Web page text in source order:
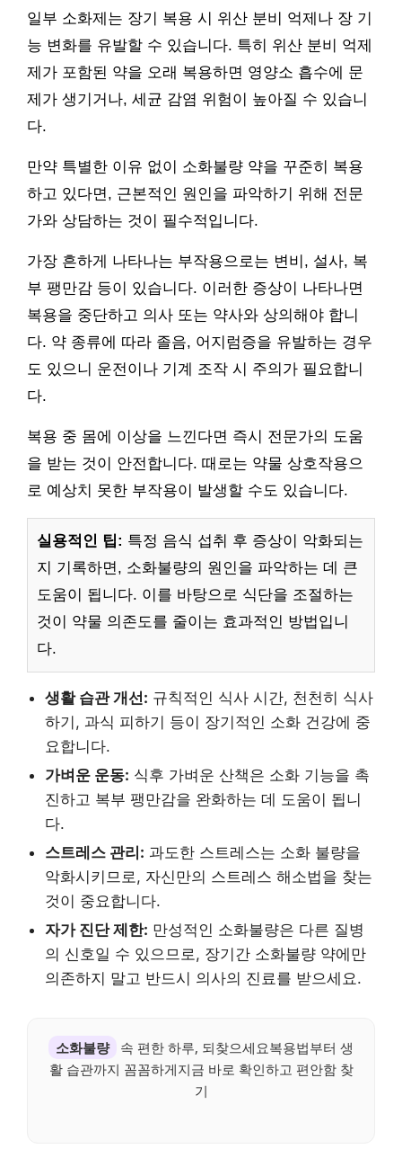
일부 소화제는 장기 복용 시 위산 분비 억제나 장 기
능 변화를 유발할 수 있습니다. 특히 위산 분비 억제
제가 포함된 약을 오래 복용하면 영양소 흡수에 문
제가 생기거나, 세균 감염 위험이 높아질 수 있습니
다.
만약 특별한 이유 없이 소화불량 약을 꾸준히 복용
하고 있다면, 근본적인 원인을 파악하기 위해 전문
가와 상담하는 것이 필수적입니다.
가장 흔하게 나타나는 부작용으로는 변비, 설사, 복
부 팽만감 등이 있습니다. 이러한 증상이 나타나면
복용을 중단하고 의사 또는 약사와 상의해야 합니
다. 약 종류에 따라 졸음, 어지럼증을 유발하는 경우
도 있으니 운전이나 기계 조작 시 주의가 필요합니
다.
복용 중 몸에 이상을 느낀다면 즉시 전문가의 도움
을 받는 것이 안전합니다. 때로는 약물 상호작용으
로 예상치 못한 부작용이 발생할 수도 있습니다.
실용적인 팁: 특정 음식 섭취 후 증상이 악화되는
지 기록하면, 소화불량의 원인을 파악하는 데 큰
도움이 됩니다. 이를 바탕으로 식단을 조절하는
것이 약물 의존도를 줄이는 효과적인 방법입니
다.
생활 습관 개선: 규칙적인 식사 시간, 천천히 식사
하기, 과식 피하기 등이 장기적인 소화 건강에 중
요합니다.
가벼운 운동: 식후 가벼운 산책은 소화 기능을 촉
진하고 복부 팽만감을 완화하는 데 도움이 됩니
다.
스트레스 관리: 과도한 스트레스는 소화 불량을
악화시키므로, 자신만의 스트레스 해소법을 찾는
것이 중요합니다.
자가 진단 제한: 만성적인 소화불량은 다른 질병
의 신호일 수 있으므로, 장기간 소화불량 약에만
의존하지 말고 반드시 의사의 진료를 받으세요.
소화불량
속 편한 하루, 되찾으세요복용법부터 생
활 습관까지 꼼꼼하게지금 바로 확인하고 편안함 찾
기